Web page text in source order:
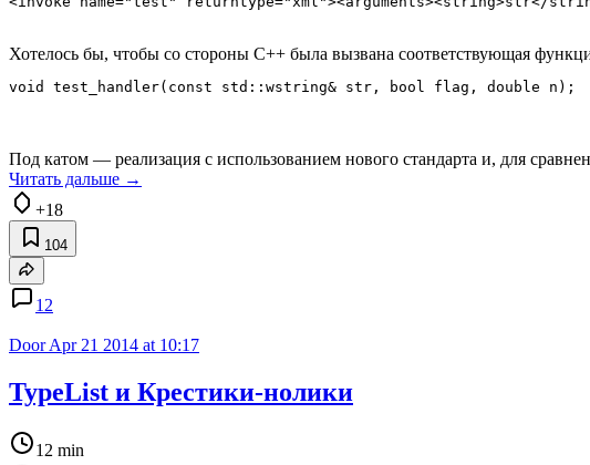
Хотелось бы, чтобы со стороны C++ была вызвана соответствующая
Под катом — реализация с использованием нового стандарта и, для
Читать дальше →
+18
104
12
DoorApr 21 2014 at 10:17
TypeList и Крестики-нолики
12 min